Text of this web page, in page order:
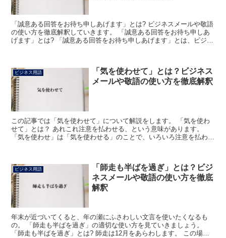
「誠意ある回答をお待ち申しあげます」とは? ビジネスメールや敬語
の使い方を徹底解釈していきます。 「誠意ある回答をお待ち申しあ
げます」とは? 「誠意ある回答をお待ち申しあげます」とは、ビジネ
ビジネス用語
「気を使わせて」とは？ビジネス
メールや敬語の使い方を徹底解釈
この記事では「気を使わせて」について解説をします。 「気を使わ
せて」とは？ あれこれ注意を払わせる、という意味があります。
「気を使わせ」は「気を使わせる」のことで、いろいろ注意を払わせ
ビジネス用語
「師走も半ばを過ぎ」とは？ビジ
ネスメールや敬語の使い方を徹底
解釈
年末が近づいてくると、年の瀬にふさわしい文言を使いたくなるも
の。 「師走も半ばを過ぎ」の適切な使い方を見ていきましょう。
「師走も半ばを過ぎ」とは? 師走は12月をあらわします。 この場合